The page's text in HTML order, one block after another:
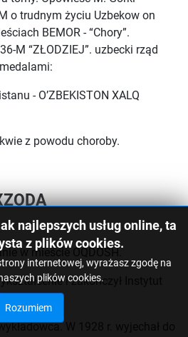
o trudnym życiu Uzbekow on
BEMOR - “Chory”.
M “ZŁODZIEJ”. uzbecki rząd
- O’ZBEKISTON XALQ
z powodu choroby.
w mieście OQDOSH.
i zakończył Instytut
W 1928 r. wyjechał do
najlepszych usług online, ta
z plików cookies.
internetowej, wyrażasz zgodę na
plików cookies.
Rozumiem